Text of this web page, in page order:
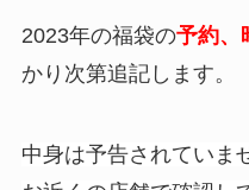
2023年の福袋の予約、
かり次第追記します。
中身は予告されていま